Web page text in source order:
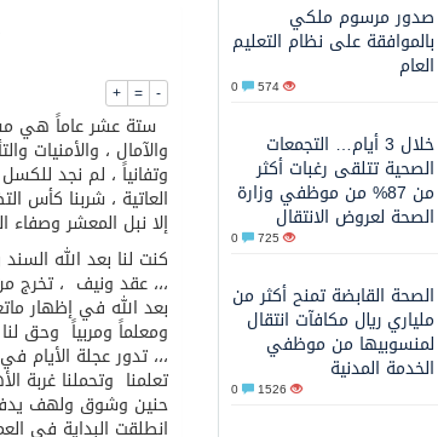
30/06/2026وزارة الموارد البشرية والتنمية
20/06/2026سمو ولي العهد يتلقى اتصالًا هاتفيًا
الهيئة العامة للأمن الغذائي تكثف
27/05/2026محافظ عفيف يؤدي صلاة عيد الأضحى
الشيخ علي الحذيفي في خطبة عرفة:
صدور مرسوم ملكي
بالموافقة على نظام التعليم
العام
574
خلال 3 أيام… التجمعات
الصحية تتلقى رغبات أكثر
من 87% من موظفي وزارة
الصحة لعروض الانتقال
725
الصحة القابضة تمنح أكثر من
ملياري ريال مكافآت انتقال
لمنسوبيها من موظفي
الخدمة المدنية
1526
+ = -
ستة عشر عاماً هي
والآمال ، والأمنيات
وتفانياً ، لم نجد
العاتية ، شربنا كأس
إلا نبل المعشر
كنت لنا بعد الله
،،، عقد ونيف ، تخرج
بعد الله في إظهار
ومعلماً ومربياً وحق
،،، تدور عجلة الأيام
تعلمنا وتحملنا غربة
حنين وشوق ولهف
انطلقت البداية في